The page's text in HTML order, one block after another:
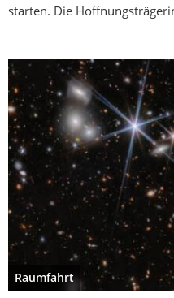
starten. Die
Raumfahrt